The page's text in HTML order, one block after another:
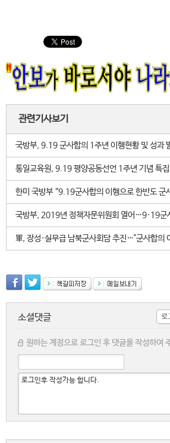
관련기사보기
국방부, 9.19 군사합의 1주년 이행현황 및 성과
통일교육원, 9.19 평양공동선언 1주년 기념 특
한미 국방부 “9.19군사합의 이행으로 한반도 군
국방부, 2019년 정책자문위원회 열어…9·19군
軍, 장성·실무급 남북군사회담 추진…"군사합의
소셜댓글
원하는 계정으로 로그인 후 댓글을 작성하여